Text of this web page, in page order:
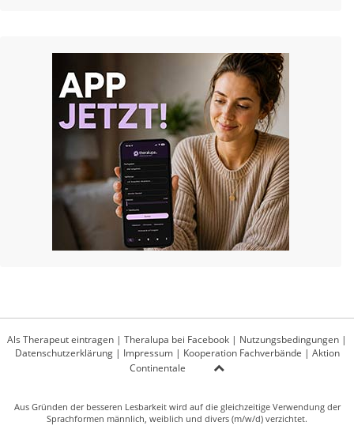
Als Therapeut eintragen | Theralupa bei Facebook | Nutzungsbedingungen |
Datenschutzerklärung| Impressum| Kooperation Fachverbände | Aktion
Continentale
Aus Gründen der besseren Lesbarkeit wird auf die gleichzeitige Verwendung der
Sprachformen männlich, weiblich und divers (m/w/d) verzichtet.